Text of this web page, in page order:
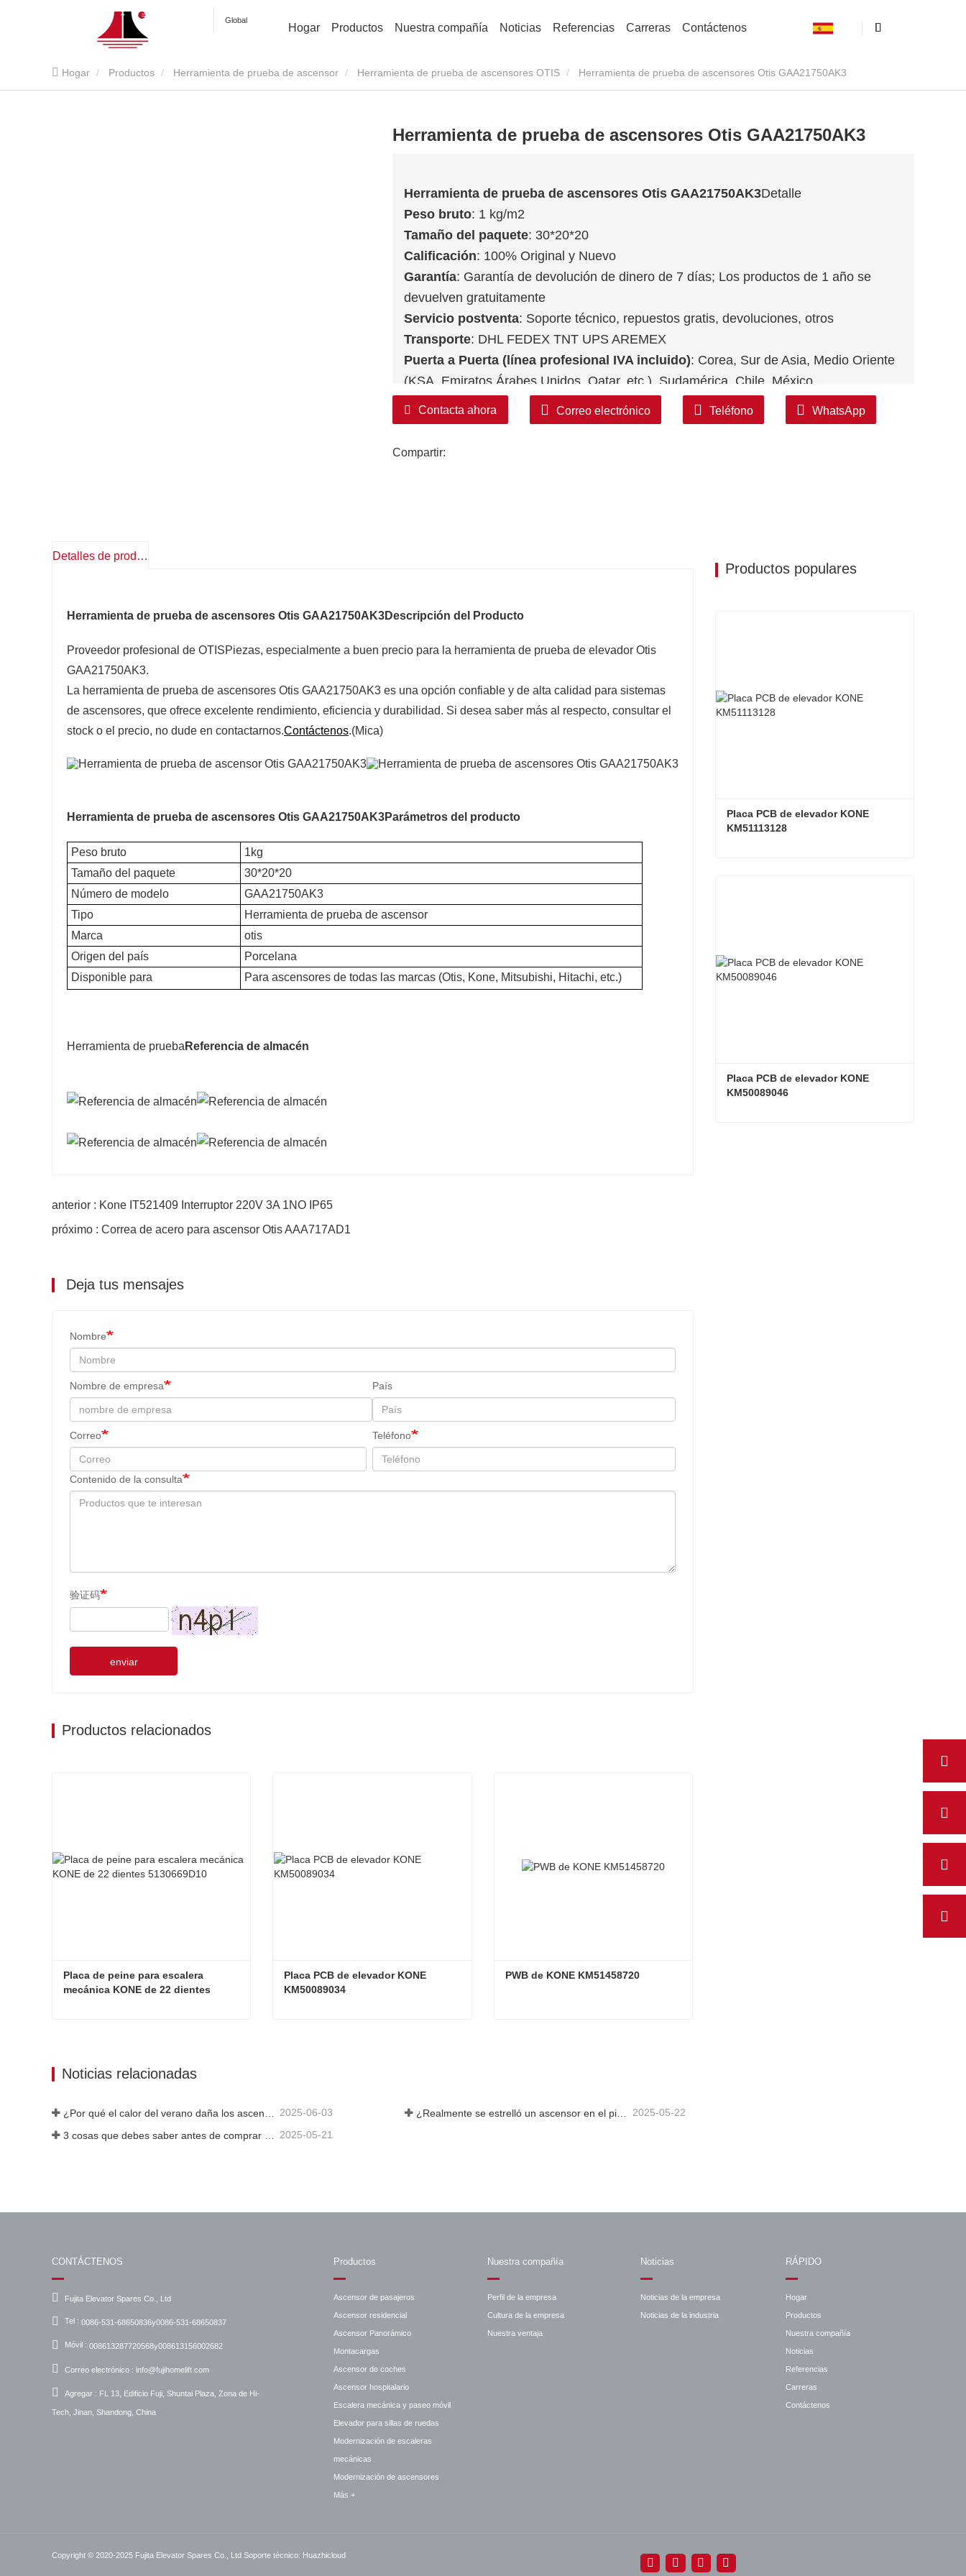
Global
Hogar Productos Nuestra compañía Noticias Referencias Carreras Contáctenos
Hogar Productos Herramienta de prueba de ascensor Herramienta de prueba de ascensores OTIS Herramienta de prueba de ascensores Otis GAA21750AK3
Herramienta de prueba de ascensores Otis GAA21750AK3
Herramienta de prueba de ascensores Otis GAA21750AK3Detalle
Peso bruto: 1 kg/m2
Tamaño del paquete: 30*20*20
Calificación: 100% Original y Nuevo
Garantía: Garantía de devolución de dinero de 7 días; Los productos de 1 año se
devuelven gratuitamente
Servicio postventa: Soporte técnico, repuestos gratis, devoluciones, otros
Transporte: DHL FEDEX TNT UPS AREMEX
Puerta a Puerta (línea profesional IVA incluido): Corea, Sur de Asia, Medio Oriente
(KSA, Emiratos Árabes Unidos, Qatar, etc.), Sudamérica, Chile, México.
Contacta ahora Correo electrónico Teléfono WhatsApp
Compartir:
Detalles de producto
Herramienta de prueba de ascensores Otis GAA21750AK3Descripción del Producto
Proveedor profesional de OTISPiezas, especialmente a buen precio para la herramienta de prueba de elevador Otis
GAA21750AK3.
La herramienta de prueba de ascensores Otis GAA21750AK3 es una opción confiable y de alta calidad para sistemas
de ascensores, que ofrece excelente rendimiento, eficiencia y durabilidad. Si desea saber más al respecto, consultar el
stock o el precio, no dude en contactarnos.Contáctenos.(Mica)
Herramienta de prueba de ascensores Otis GAA21750AK3Parámetros del producto
Peso bruto
1kg
Tamaño del paquete
30*20*20
Número de modelo
GAA21750AK3
Tipo
Herramienta de prueba de ascensor
Marca
otis
Origen del país
Porcelana
Disponible para
Para ascensores de todas las marcas (Otis, Kone, Mitsubishi, Hitachi, etc.)
Herramienta de prueba Referencia de almacén
anterior : Kone IT521409 Interruptor 220V 3A 1NO IP65
próximo : Correa de acero para ascensor Otis AAA717AD1
Deja tus mensajes
Nombre
Nombre de empresa País
Correo Teléfono
Contenido de la consulta
验证码
enviar
Productos relacionados
Placa de peine para escalera
mecánica KONE de 22 dientes
Placa PCB de elevador KONE
KM50089034
PWB de KONE KM51458720
Noticias relacionadas
2025-06-03 ¿Realmente se estrelló un ascensor en el piso 40? 2025-05-22
3 cosas que debes saber antes de comprar un ascensor 2025-05-21
Productos populares
Placa PCB de elevador KONE
KM51113128
Placa PCB de elevador KONE
KM50089046
CONTÁCTENOS
Fujita Elevator Spares Co., Ltd
Tel : 0086-531-68650836y0086-531-68650837
Móvil : 008613287720568y008613156002682
Correo electrónico : info@fujihomelift.com
Agregar : FL 13, Edificio Fuji, Shuntai Plaza, Zona de Hi-
Tech, Jinan, Shandong, China
Productos
Ascensor de pasajeros
Ascensor residencial
Ascensor Panorámico
Montacargas
Ascensor de coches
Ascensor hospitalario
Escalera mecánica y paseo móvil
Elevador para sillas de ruedas
Modernización de escaleras
mecánicas
Modernización de ascensores
Más +
Nuestra compañía
Perfil de la empresa
Cultura de la empresa
Nuestra ventaja
Noticias
Noticias de la empresa
Noticias de la industria
RÁPIDO
Hogar
Productos
Nuestra compañía
Noticias
Referencias
Carreras
Contáctenos
Copyright © 2020-2025 Fujita Elevator Spares Co., Ltd Soporte técnico: Huazhicloud